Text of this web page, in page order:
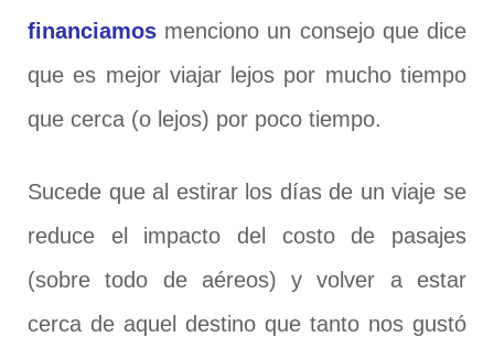
financiamos menciono un consejo que dice
que es mejor viajar lejos por mucho tiempo
que cerca (o lejos) por poco tiempo.
Sucede que al estirar los días de un viaje se
reduce el impacto del costo de pasajes
(sobre todo de aéreos) y volver a estar
cerca de aquel destino que tanto nos gustó